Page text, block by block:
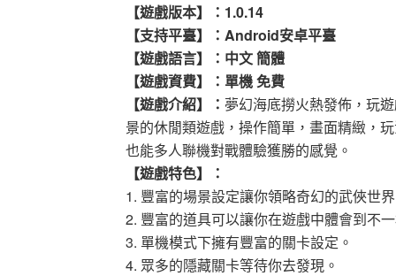
【遊戲版本】：1.0.14
【支持平臺】：Android安卓平臺
【遊戲語言】：中文 簡體
【遊戲資費】：單機 免費
【遊戲介紹】： 夢幻海底撈火熱發佈，玩
景的休閒類遊戲，操作簡單，畫面精緻，
也能多人聯機對戰體驗獲勝的感覺。
【遊戲特色】：
1. 豐富的場景設定讓你領略奇幻的武俠世
2. 豐富的道具可以讓你在遊戲中體會到不
3. 單機模式下擁有豐富的關卡設定。
4. 眾多的隱藏關卡等待你去發現。